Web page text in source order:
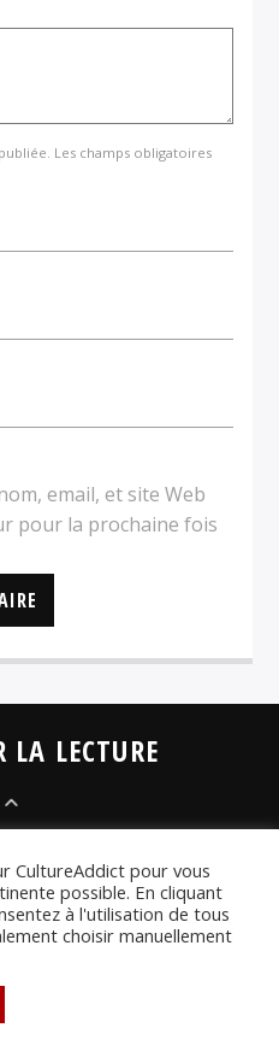
Les champs obligatoires
email, et site Web
pour la prochaine fois
LECTURE
CultureAddict pour vous
possible. En cliquant
à l'utilisation de tous
choisir manuellement